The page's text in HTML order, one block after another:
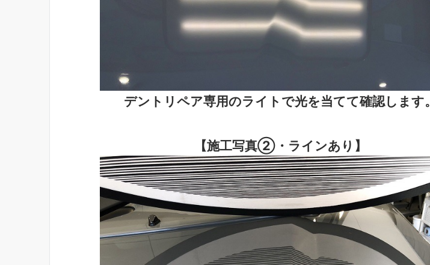
デントリペア専用のライトで光を当てて確認します。
【施工写真②・ラインあり】